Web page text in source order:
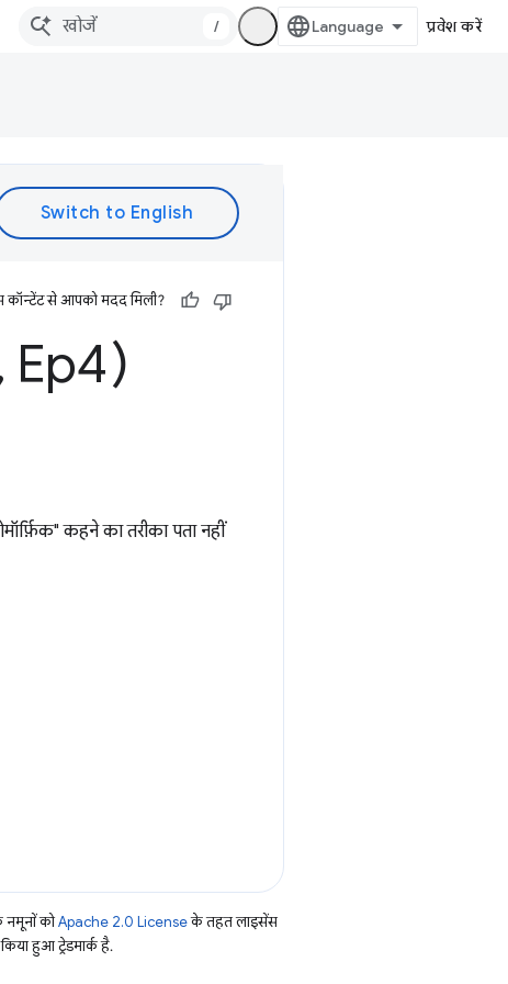
/ प्रवेश करें
कॉन्टेंट से आपको मदद मिली?
Ep4)
कहने का तरीका पता नहीं
कोApache 2.0 Licenseके तहत लाइसेंस
हुआ ट्रेडमार्क है.